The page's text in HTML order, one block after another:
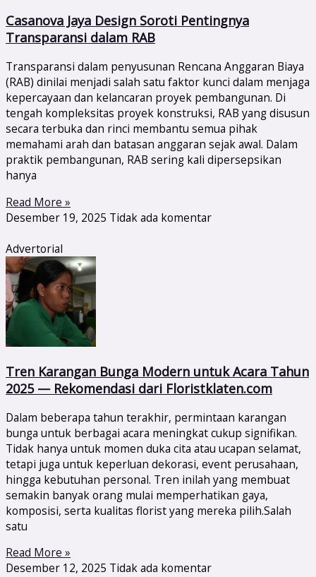
Casanova Jaya Design Soroti Pentingnya
Transparansi dalam RAB
Transparansi dalam penyusunan Rencana Anggaran Biaya
(RAB) dinilai menjadi salah satu faktor kunci dalam menjaga
kepercayaan dan kelancaran proyek pembangunan. Di
tengah kompleksitas proyek konstruksi, RAB yang disusun
secara terbuka dan rinci membantu semua pihak
memahami arah dan batasan anggaran sejak awal. Dalam
praktik pembangunan, RAB sering kali dipersepsikan
hanya
Read More »
Desember 19, 2025 Tidak ada komentar
Advertorial
Tren Karangan Bunga Modern untuk Acara Tahun
2025 — Rekomendasi dari Floristklaten.com
Dalam beberapa tahun terakhir, permintaan karangan
bunga untuk berbagai acara meningkat cukup signifikan.
Tidak hanya untuk momen duka cita atau ucapan selamat,
tetapi juga untuk keperluan dekorasi, event perusahaan,
hingga kebutuhan personal. Tren inilah yang membuat
semakin banyak orang mulai memperhatikan gaya,
komposisi, serta kualitas florist yang mereka pilih.Salah
satu
Read More »
Desember 12, 2025 Tidak ada komentar